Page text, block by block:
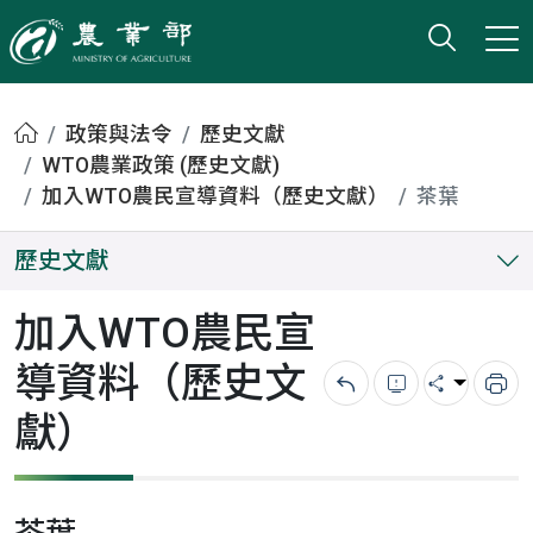
農業部
打開
小版
首頁政策與法令
歷史文獻
WTO農業政策 (歷史文獻)
加入WTO農民宣導資料（歷史文獻）
茶葉
歷史文獻
加入WTO農民宣
導資料（歷史文
獻）
回上一頁錯誤回報
分享 列